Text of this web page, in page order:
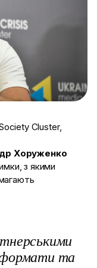
Cluster,
Хоруженко
з якими
формати та